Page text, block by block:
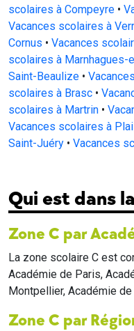
scolaires à Compeyre •
Vacances scolaires à
Cornus • Vacances
scolaires à Marnhagues-
Saint-Beaulize •
scolaires à Brasc •
scolaires à Martrin •
Vacances scolaires à
Saint-Juéry • Vacances
Qui est dans
Zone C par
La zone scolaire C est
Académie de Paris,
Montpellier, Académie
Zone C par